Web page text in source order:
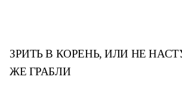
ЗРИТЬ В КОРЕНЬ,ИЛИ НЕ
ЖЕ ГРАБЛИ